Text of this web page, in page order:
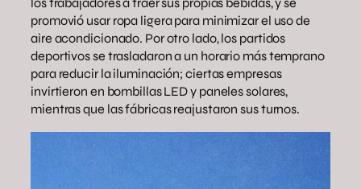
los trabajadores a traer sus propias bebidas, y se
promovió usar ropa ligera para minimizar el uso de
aire acondicionado. Por otro lado, los partidos
deportivos se trasladaron a un horario más temprano
para reducir la iluminación; ciertas empresas
invirtieron en bombillas LED y paneles solares,
mientras que las fábricas reajustaron sus turnos.